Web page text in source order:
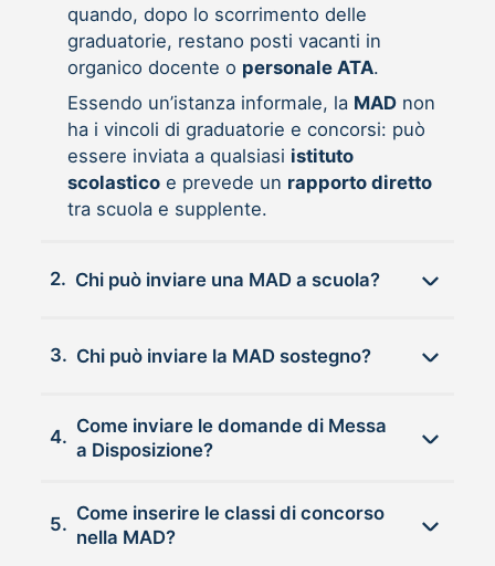
quando, dopo lo scorrimento delle
graduatorie, restano posti vacanti in
organico docente o personale ATA.
Essendo un’istanza informale, la MADnon
ha i vincoli di graduatorie e concorsi: può
essere inviata a qualsiasi istituto
scolasticoe prevede un rapporto diretto
tra scuola e supplente.
2. Chi può inviare una MAD a scuola?
3. Chi può inviare la MAD sostegno?
4.
Come inviare le domande di Messa
a Disposizione?
5.
Come inserire le classi di concorso
nella MAD?